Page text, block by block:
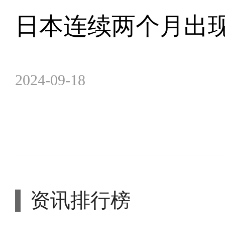
日本连续两个月出
2024-09-18
资讯排行榜